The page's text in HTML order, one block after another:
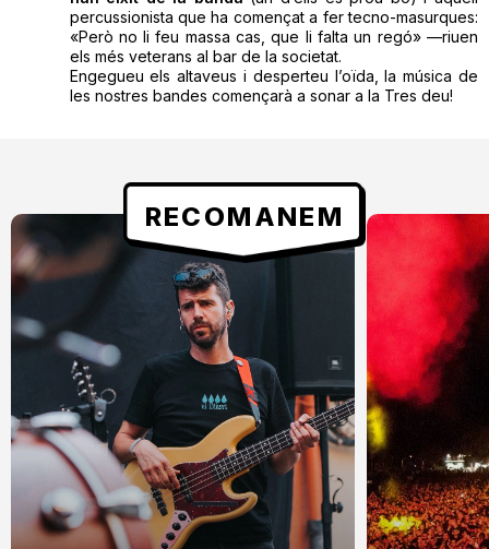
percussionista que ha començat a fer tecno-masurques:
«Però no li feu massa cas, que li falta un regó» —riuen
els més veterans al bar de la societat.
Engegueu els altaveus i desperteu l’oïda, la música de
les nostres bandes començarà a sonar a la Tres deu!
RECOMANEM